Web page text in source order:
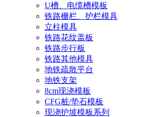
U槽、电缆槽模板
铁路栅栏、护栏模具
立柱模具
铁路花纹盖板
铁路步行板
铁路其他模具
地铁疏散平台
地铁支架
8cm现浇模板
CFG桩/垫石模板
现浇护坡模板系列